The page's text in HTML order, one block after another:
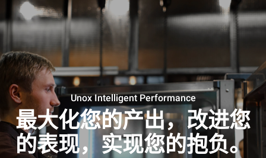
Unox Intelligent Performance
最大化您的产出，改进您
的表现，实现您的抱负。